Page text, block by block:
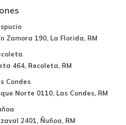
Zamora 190, La Florida, RM
464, Recoleta, RM
Condes
Norte 0110, Las Condes, RM
2401, Ñuñoa, RM